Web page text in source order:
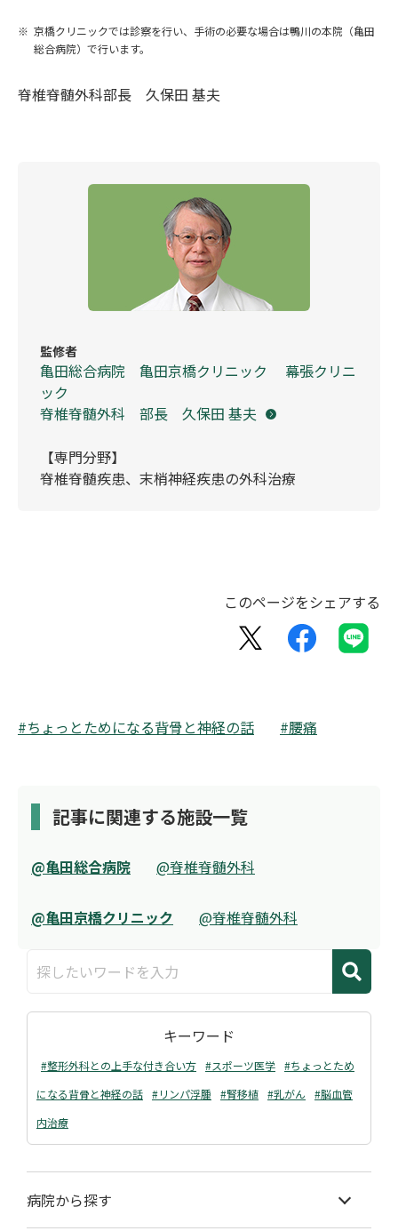
京橋クリニックでは診察を行い、手術の必要な場合は鴨川の本院（亀田
総合病院）で行います。
脊椎脊髄外科部長 久保田 基夫
監修者
亀田総合病院 亀田京橋クリニック 幕張クリニ
ック
脊椎脊髄外科 部長 久保田 基夫
【専門分野】
脊椎脊髄疾患、末梢神経疾患の外科治療
このページをシェアする
#ちょっとためになる背骨と神経の話 #腰痛
記事に関連する施設一覧
@亀田総合病院 @脊椎脊髄外科
@亀田京橋クリニック @脊椎脊髄外科
キーワード
#整形外科との上手な付き合い方 #スポーツ医学 #ちょっとため
になる背骨と神経の話 #リンパ浮腫 #腎移植 #乳がん
#脳血管
内治療
病院から探す